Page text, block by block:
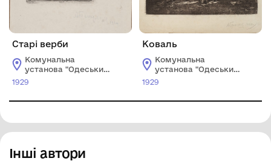
Старі верби
Комунальна
установа "Одеський
національний
1929
Коваль
Комунальна
установа "Одеський
національний
1929
Інші автори